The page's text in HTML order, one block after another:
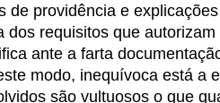
de providência e
requisitos que
ante a farta
modo, inequívoca está a
são vultuosos o que